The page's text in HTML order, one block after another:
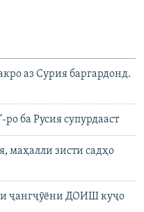
аз Сурия баргардонд.
ба Русия супурдааст
маҳалли зисти садҳо
ҷангҷӯёни ДОИШ куҷо